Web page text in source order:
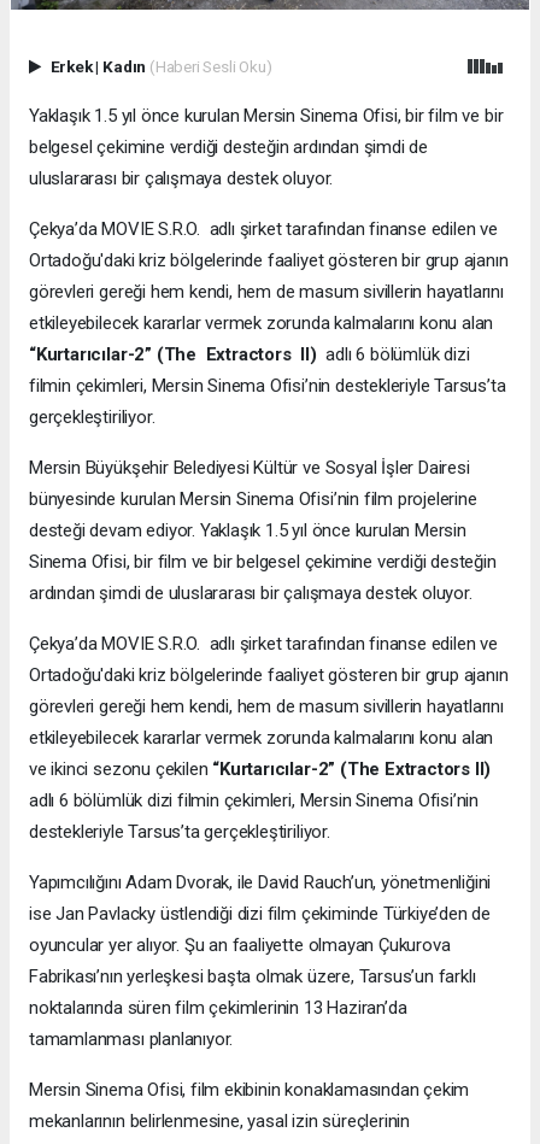
Erkek| Kadın (Haberi Sesli Oku)
Yaklaşık 1.5 yıl önce kurulan Mersin Sinema Ofisi, bir film ve bir
belgesel çekimine verdiği desteğin ardından şimdi de
uluslararası bir çalışmaya destek oluyor.
Çekya’da MOVIE S.R.O. adlı şirket tarafından finanse edilen ve
Ortadoğu'daki kriz bölgelerinde faaliyet gösteren bir grup ajanın
görevleri gereği hem kendi, hem de masum sivillerin hayatlarını
etkileyebilecek kararlar vermek zorunda kalmalarını konu alan
“Kurtarıcılar-2” (The Extractors II) adlı 6 bölümlük dizi
filmin çekimleri, Mersin Sinema Ofisi’nin destekleriyle Tarsus’ta
gerçekleştiriliyor.
Mersin Büyükşehir Belediyesi Kültür ve Sosyal İşler Dairesi
bünyesinde kurulan Mersin Sinema Ofisi’nin film projelerine
desteği devam ediyor. Yaklaşık 1.5 yıl önce kurulan Mersin
Sinema Ofisi, bir film ve bir belgesel çekimine verdiği desteğin
ardından şimdi de uluslararası bir çalışmaya destek oluyor.
Çekya’da MOVIE S.R.O. adlı şirket tarafından finanse edilen ve
Ortadoğu'daki kriz bölgelerinde faaliyet gösteren bir grup ajanın
görevleri gereği hem kendi, hem de masum sivillerin hayatlarını
etkileyebilecek kararlar vermek zorunda kalmalarını konu alan
ve ikinci sezonu çekilen “Kurtarıcılar-2” (The Extractors II)
adlı 6 bölümlük dizi filmin çekimleri, Mersin Sinema Ofisi’nin
destekleriyle Tarsus’ta gerçekleştiriliyor.
Yapımcılığını Adam Dvorak, ile David Rauch’un, yönetmenliğini
ise Jan Pavlacky üstlendiği dizi film çekiminde Türkiye’den de
oyuncular yer alıyor. Şu an faaliyette olmayan Çukurova
Fabrikası’nın yerleşkesi başta olmak üzere, Tarsus’un farklı
noktalarında süren film çekimlerinin 13 Haziran’da
tamamlanması planlanıyor.
Mersin Sinema Ofisi, film ekibinin konaklamasından çekim
mekanlarının belirlenmesine, yasal izin süreçlerinin